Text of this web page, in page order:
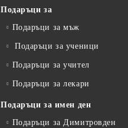
Подаръци за
Подаръци за мъж
Подаръци за ученици
Подаръци за учител
Подаръци за лекари
Подаръци за имен ден
Подаръци за Димитровден